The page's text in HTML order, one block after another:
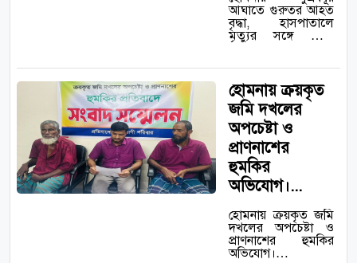
আঘাতে গুরুতর আহত
বৃদ্ধা, হাসপাতালে
মৃত্যুর সঙ্গে পাঞ্জা
হোমনায় ক্রয়কৃত
জমি দখলের
অপচেষ্টা ও
প্রাণনাশের
হুমকির
অভিযোগ।...
হোমনায় ক্রয়কৃত জমি
দখলের অপচেষ্টা ও
প্রাণনাশের হুমকির
অভিযোগ।…